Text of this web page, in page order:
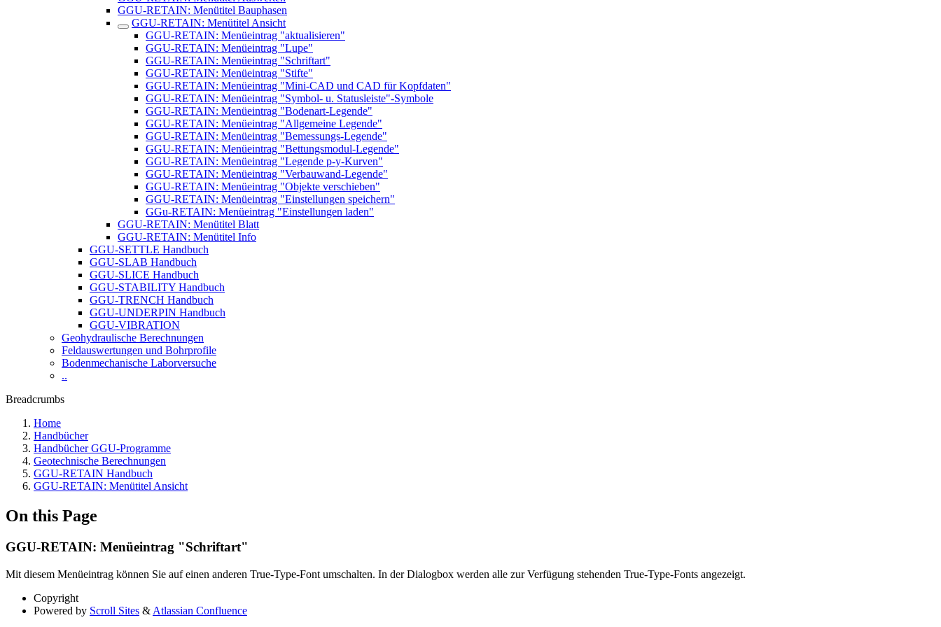
GGU-RETAIN: Menütitel Bauphasen
GGU-RETAIN: Menütitel Ansicht
GGU-RETAIN: Menüeintrag "aktualisieren"
GGU-RETAIN: Menüeintrag "Lupe"
GGU-RETAIN: Menüeintrag "Schriftart"
GGU-RETAIN: Menüeintrag "Stifte"
GGU-RETAIN: Menüeintrag "Mini-CAD und CAD für Kopfdaten"
GGU-RETAIN: Menüeintrag "Symbol- u. Statusleiste"-Symbole
GGU-RETAIN: Menüeintrag "Bodenart-Legende"
GGU-RETAIN: Menüeintrag "Allgemeine Legende"
GGU-RETAIN: Menüeintrag "Bemessungs-Legende"
GGU-RETAIN: Menüeintrag "Bettungsmodul-Legende"
GGU-RETAIN: Menüeintrag "Legende p-y-Kurven"
GGU-RETAIN: Menüeintrag "Verbauwand-Legende"
GGU-RETAIN: Menüeintrag "Objekte verschieben"
GGU-RETAIN: Menüeintrag "Einstellungen speichern"
GGu-RETAIN: Menüeintrag "Einstellungen laden"
GGU-RETAIN: Menütitel Blatt
GGU-RETAIN: Menütitel Info
GGU-SETTLE Handbuch
GGU-SLAB Handbuch
GGU-SLICE Handbuch
GGU-STABILITY Handbuch
GGU-TRENCH Handbuch
GGU-UNDERPIN Handbuch
GGU-VIBRATION
Geohydraulische Berechnungen
Feldauswertungen und Bohrprofile
Bodenmechanische Laborversuche
..
Breadcrumbs
Home
Handbücher
Handbücher GGU-Programme
Geotechnische Berechnungen
GGU-RETAIN Handbuch
GGU-RETAIN: Menütitel Ansicht
On this Page
GGU-RETAIN: Menüeintrag "Schriftart"
Mit diesem Menüeintrag können Sie auf einen anderen True-Type-Font umschalten. In der Dialogbox werden alle zur Verfügung stehenden True-Type-Fonts angezeigt.
Copyright
Powered by Scroll Sites & Atlassian Confluence